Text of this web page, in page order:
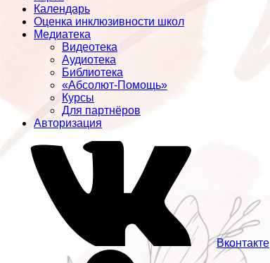
Календарь
Оценка инклюзивности школ
Медиатека
Видеотека
Аудиотека
Библиотека
«Абсолют-Помощь»
Курсы
Для партнёров
Авторизация
Вконтакте